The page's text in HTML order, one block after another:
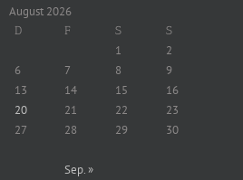
August 2026
D F S S
1
2
6 7 8
9
13 14 15
16
20 21 22
23
27 28 29
30
Sep. »